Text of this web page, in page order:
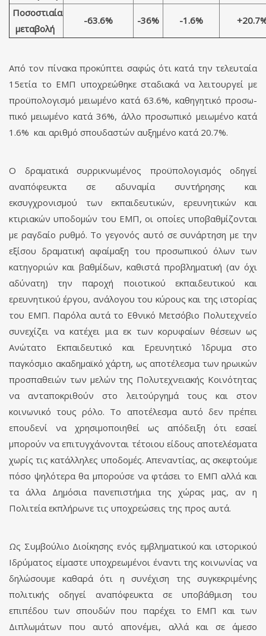
Ποσοστιαία
μεταβολή
-63.6% -36% -1.6%
Από τον πίνακα προκύπτει σαφώς ότι κατά την τελευταία
15ετία το ΕΜΠ υποχρε­ώθηκε σταδιακά να λειτουργεί με
προϋπολογισμό μειωμένο κατά 63.6%, καθηγητικό προσω­
πικό μειωμένο κατά 36%, άλλο προσωπικό μειωμένο κατά
1.6% και αριθμό σπουδα­στών αυξημένο κατά 20.7%.
Ο δραματικά συρρικνωμένος προϋπολογισμός οδηγεί
αναπόφευκτα σε αδυναμία συ­ντή­ρησης και
εκσυγχρονισμού των εκπαιδευτικών, ερευνητικών και
κτιριακών υποδο­μών του ΕΜΠ, οι οποίες υποβαθμίζονται
με ραγδαίο ρυθμό. Το γεγονός αυτό σε συνάρ­τηση με την
εξίσου δραματική αφαίμαξη του προσωπικού όλων των
κατηγοριών και βαθ­μίδων, καθιστά προβληματική (αν όχι
αδύνατη) την παροχή ποιοτικού εκπαιδευτι­κού και
ερευνητικού έργου, ανάλογου του κύρους και της ιστορίας
του ΕΜΠ. Παρόλα αυτά το Εθνικό Μετσόβιο Πολυτεχνείο
συνεχίζει να κατέχει μια εκ των κορυφαίων θέσεων ως
Ανώτατο Εκπαιδευτικό και Ερευνητικό Ίδρυμα στο
παγκόσμιο ακαδημαϊκό χάρτη, ως αποτέλεσμα των ηρωικών
προσπαθειών των μελών της Πολυ­τεχνει­α­κής Κοινότητας
να ανταποκριθούν στο λειτούργημά τους και στον
κοινωνικό τους ρόλο. Το αποτέλεσμα αυτό δεν πρέπει
επουδενί να χρησιμοποιηθεί ως απόδειξη ότι εσαεί
μπορούν να επιτυγχάνονται τέτοιου είδους αποτελέσματα
χωρίς τις κατάλληλες υποδομές. Απεναντίας, ας σκεφτούμε
πόσο ψηλότερα θα μπορούσε να φτάσει το ΕΜΠ αλλά και
τα άλλα Δημόσια πανεπιστήμια της χώρας μας, αν η
Πολιτεία εκπλήρωνε τις υποχρεώσεις της προς αυτά.
Ως Συμβούλιο Διοίκησης ενός εμβληματικού και ιστορικού
Ιδρύματος είμαστε υποχρεωμένοι έναντι της κοινωνίας να
δηλώσουμε καθαρά ότι η συνέχιση της συγκεκριμένης
πολιτικής οδηγεί αναπόφευκτα σε υποβάθμιση του
επιπέδου των σπουδών που παρέχει το ΕΜΠ και των
Διπλωμάτων που αυτό απονέμει, αλλά και σε άμεσο